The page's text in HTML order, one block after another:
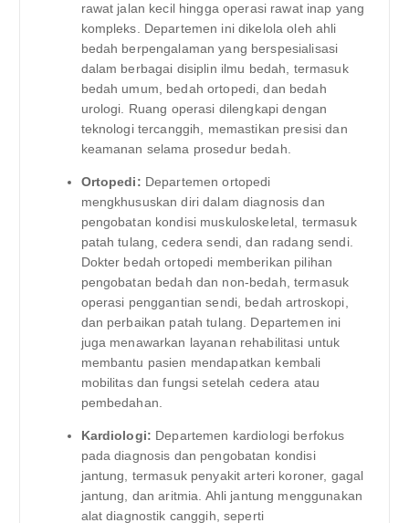
rawat jalan kecil hingga operasi rawat inap yang
kompleks. Departemen ini dikelola oleh ahli
bedah berpengalaman yang berspesialisasi
dalam berbagai disiplin ilmu bedah, termasuk
bedah umum, bedah ortopedi, dan bedah
urologi. Ruang operasi dilengkapi dengan
teknologi tercanggih, memastikan presisi dan
keamanan selama prosedur bedah.
Ortopedi: Departemen ortopedi
mengkhususkan diri dalam diagnosis dan
pengobatan kondisi muskuloskeletal, termasuk
patah tulang, cedera sendi, dan radang sendi.
Dokter bedah ortopedi memberikan pilihan
pengobatan bedah dan non-bedah, termasuk
operasi penggantian sendi, bedah artroskopi,
dan perbaikan patah tulang. Departemen ini
juga menawarkan layanan rehabilitasi untuk
membantu pasien mendapatkan kembali
mobilitas dan fungsi setelah cedera atau
pembedahan.
Kardiologi: Departemen kardiologi berfokus
pada diagnosis dan pengobatan kondisi
jantung, termasuk penyakit arteri koroner, gagal
jantung, dan aritmia. Ahli jantung menggunakan
alat diagnostik canggih, seperti